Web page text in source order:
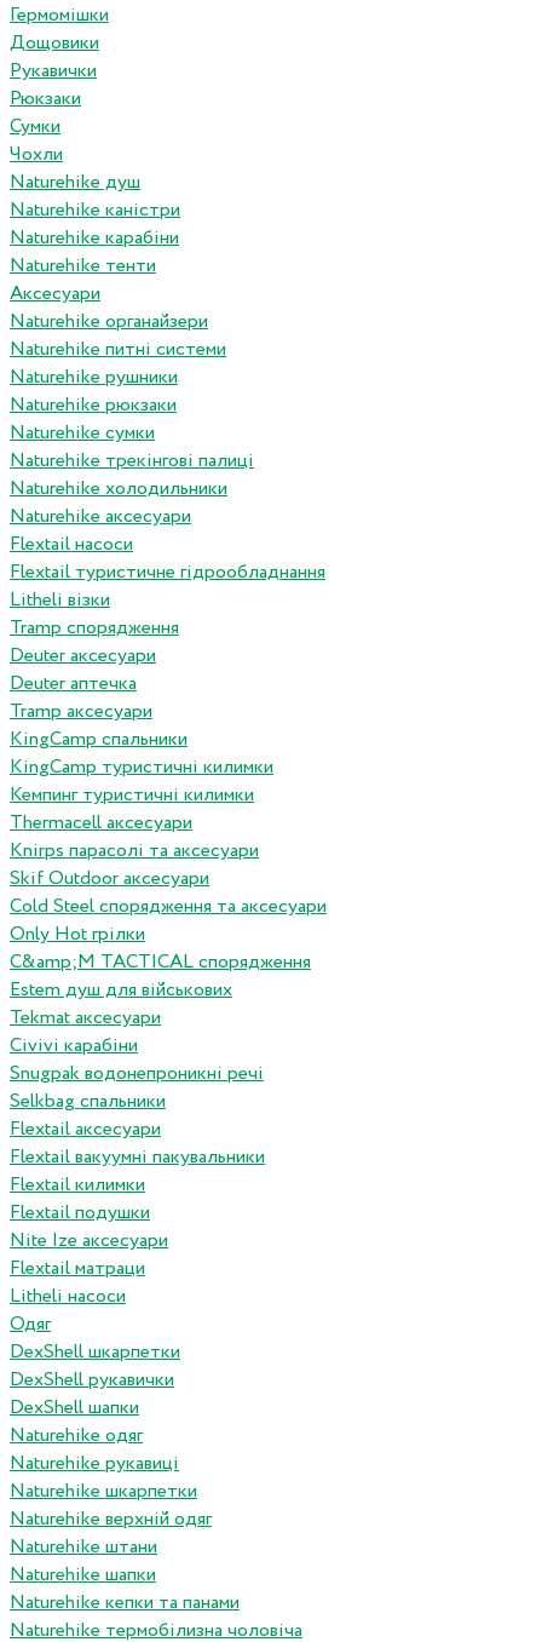
Гермомішки
Дощовики
Рукавички
Рюкзаки
Сумки
Чохли
Naturehike душ
Naturehike каністри
Naturehike карабіни
Naturehike тенти
Аксесуари
Naturehike органайзери
Naturehike питні системи
Naturehike рушники
Naturehike рюкзаки
Naturehike сумки
Naturehike трекінгові палиці
Naturehike холодильники
Naturehike аксесуари
Flextail насоси
Flextail туристичне гідрообладнання
Litheli візки
Tramp спорядження
Deuter аксесуари
Deuter аптечка
Tramp аксесуари
KingCamp спальники
KingCamp туристичні килимки
Кемпинг туристичні килимки
Thermacell аксесуари
Knirps парасолі та аксесуари
Skif Outdoor аксесуари
Cold Steel спорядження та аксесуари
Only Hot грілки
C&amp;M TACTICAL спорядження
Estem душ для військових
Tekmat аксесуари
Сivivi карабіни
Snugpak водонепроникні речі
Selkbag спальники
Flextail аксесуари
Flextail вакуумні пакувальники
Flextail килимки
Flextail подушки
Nite Ize аксесуари
Flextail матраци
Litheli насоси
Одяг
DexShell шкарпетки
DexShell рукавички
DexShell шапки
Naturehike одяг
Naturehike рукавиці
Naturehike шкарпетки
Naturehike верхній одяг
Naturehike штани
Naturehike шапки
Naturehike кепки та панами
Naturehike термобілизна чоловіча